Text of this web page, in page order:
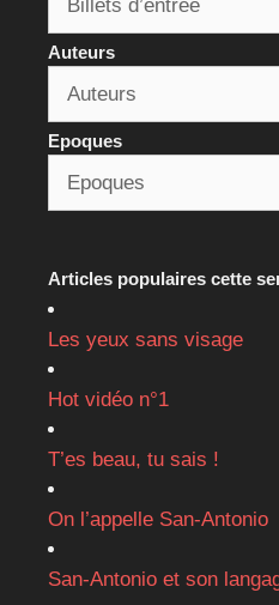
Auteurs
Epoques
Articles populaires cette
Les yeux sans visage
Hot vidéo n°1
T’es beau, tu sais !
On l’appelle San-Antonio
San-Antonio et son